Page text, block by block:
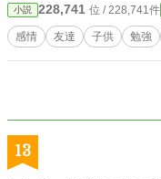
小説 228,741 位 / 228,741件
感情 友達 子供 勉強
13